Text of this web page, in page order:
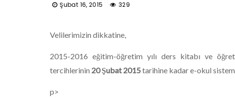
Şubat 16, 2015 329
Velilerimizin dikkatine,
2015-2016 eğitim-öğretim yılı ders kitabı ve
tercihlerinin 20 Şubat 2015tarihine kadar e-okul
p>